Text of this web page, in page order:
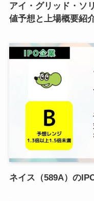
アイ・グリッド・ソ
値予想と上場概要紹
ネイス（589A）の